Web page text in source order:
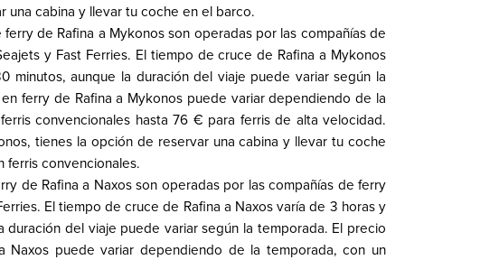
una cabina y llevar tu coche en el barco.
de Rafina a Mykonos son operadas por las compañías de
y Fast Ferries. El tiempo de cruce de Rafina a Mykonos
aunque la duración del viaje puede variar según la
ferry de Rafina a Mykonos puede variar dependiendo de la
convencionales hasta 76 € para ferris de alta velocidad.
tienes la opción de reservar una cabina y llevar tu coche
convencionales.
de Rafina a Naxos son operadas por las compañías de ferry
El tiempo de cruce de Rafina a Naxos varía de 3 horas y
del viaje puede variar según la temporada. El precio
puede variar dependiendo de la temporada, con un